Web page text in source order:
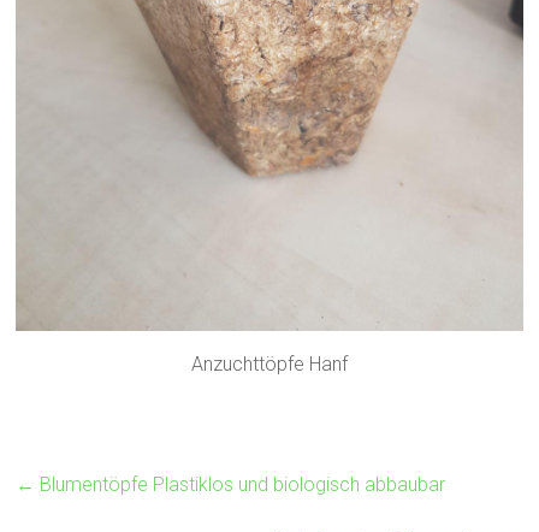
Anzuchttöpfe Hanf
← Blumentöpfe Plastiklos und biologisch abbaubar